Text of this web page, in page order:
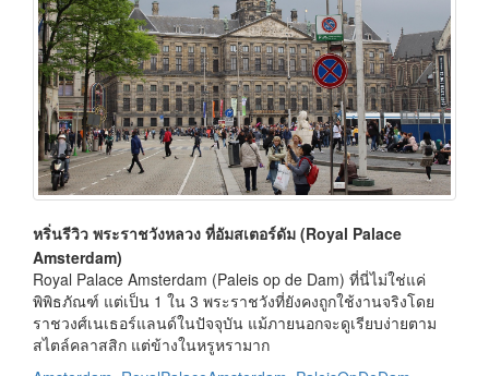
หริ่นรีวิว พระราชวังหลวง ที่อัมสเตอร์ดัม (Royal Palace
Amsterdam)
Royal Palace Amsterdam (Paleis op de Dam) ที่นี่ไม่ใช่แค่
พิพิธภัณฑ์ แต่เป็น 1 ใน 3 พระราชวังที่ยังคงถูกใช้งานจริงโดย
ราชวงศ์เนเธอร์แลนด์ในปัจจุบัน แม้ภายนอกจะดูเรียบง่ายตาม
สไตล์คลาสสิก แต่ข้างในหรูหรามาก